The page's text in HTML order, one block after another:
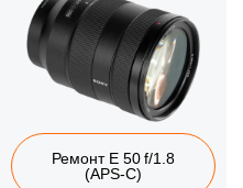
Ремонт E 50 f/1.8
(APS‑C)